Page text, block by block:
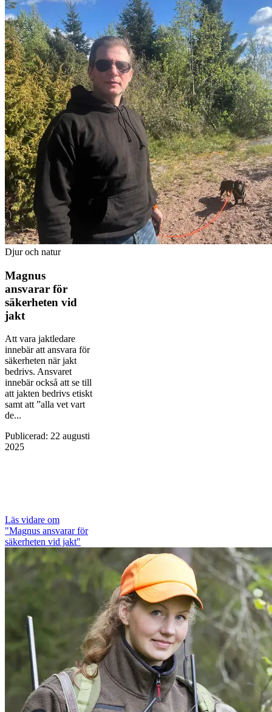
Djur och natur
Magnus
ansvarar för
säkerheten vid
jakt
Att vara jaktledare
innebär att ansvara för
säkerheten när jakt
bedrivs. Ansvaret
innebär också att se till
att jakten bedrivs etiskt
samt att ”alla vet vart
de...
Publicerad: 22 augusti
2025
Läs vidare om
"Magnus ansvarar för
säkerheten vid jakt"